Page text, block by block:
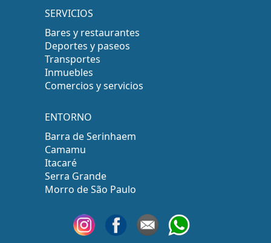
SERVICIOS
Bares y restaurantes
Deportes y paseos
Transportes
Inmuebles
Comercios y servicios
ENTORNO
Barra de Serinhaem
Camamu
Itacaré
Serra Grande
Morro de São Paulo